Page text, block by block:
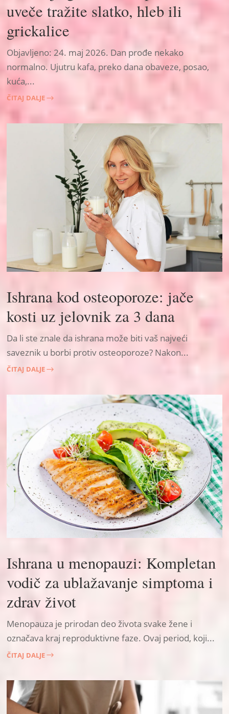
uveče tražite slatko, hleb ili
grickalice
Objavljeno: 24. maj 2026. Dan prođe nekako
normalno. Ujutru kafa, preko dana obaveze, posao,
kuća,...
ČITAJ DALJE$
Ishrana kod osteoporoze: jače
kosti uz jelovnik za 3 dana
Da li ste znale da ishrana može biti vaš najveći
saveznik u borbi protiv osteoporoze? Nakon...
ČITAJ DALJE$
Ishrana u menopauzi: Kompletan
vodič za ublažavanje simptoma i
zdrav život
Menopauza je prirodan deo života svake žene i
označava kraj reproduktivne faze. Ovaj period, koji...
ČITAJ DALJE$